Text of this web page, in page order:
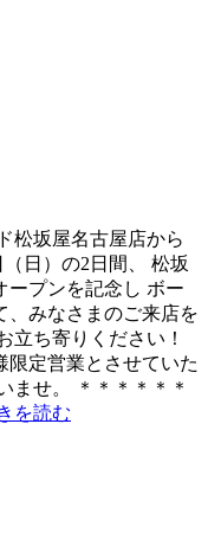
松坂屋名古屋店から
日）の2日間、 松坂
ープンを記念し ボー
、みなさまのご来店を
立ち寄りください！
限定営業とさせていた
ませ。 ＊＊＊＊＊＊
を読む